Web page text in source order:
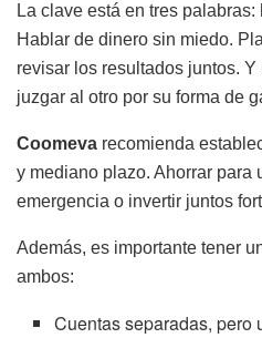
La clave está en tres palabras:
Hablar de dinero sin miedo.
revisar los resultados juntos.
juzgar al otro por su forma de
Coomeva recomienda
y mediano plazo. Ahorrar para
emergencia o invertir juntos
Además, es importante tener
ambos:
Cuentas separadas, pero